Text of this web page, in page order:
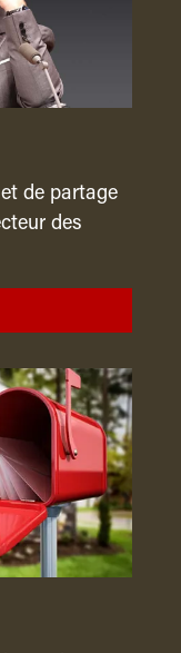
de partage
des